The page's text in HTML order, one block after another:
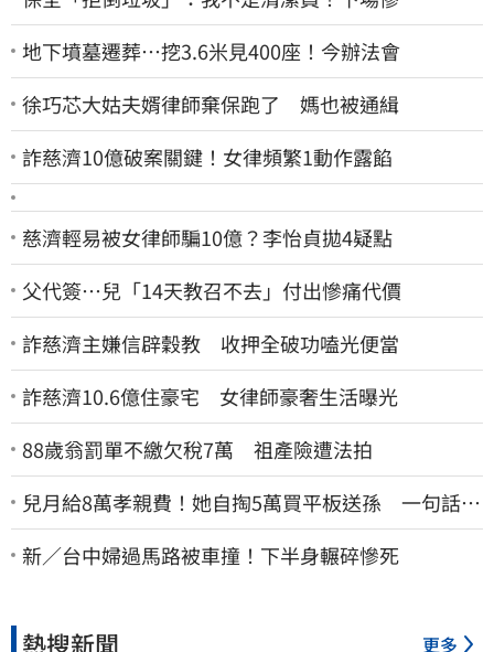
地下墳墓遷葬…挖3.6米見400座！今辦法會
徐巧芯大姑夫婿律師棄保跑了 媽也被通緝
詐慈濟10億破案關鍵！女律頻繁1動作露餡
慈濟輕易被女律師騙10億？李怡貞拋4疑點
父代簽…兒「14天教召不去」付出慘痛代價
詐慈濟主嫌信辟穀教 收押全破功嗑光便當
詐慈濟10.6億住豪宅 女律師豪奢生活曝光
88歲翁罰單不繳欠稅7萬 祖產險遭法拍
兒月給8萬孝親費！她自掏5萬買平板送孫 一句話愣
原地「傷心不已」
新／台中婦過馬路被車撞！下半身輾碎慘死
熱搜新聞 更多